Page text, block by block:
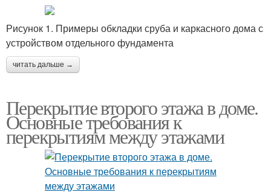
Рисунок 1. Примеры обкладки сруба и каркасного дома с
устройством отдельного фундамента
читать дальше →
Перекрытие второго этажа в доме.
Основные требования к
перекрытиям между этажами